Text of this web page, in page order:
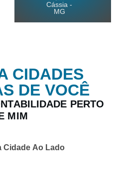
Cássia -
MG
CIDADES
DE VOCÊ
PERTO
MIM
Cidade Ao Lado